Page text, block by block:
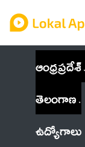
ఆంధ్రప్రదేశ్
తెలంగాణ
ఉద్యోగాలు